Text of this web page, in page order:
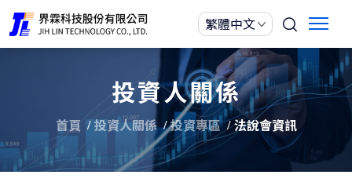
投資人關係
首頁 投資人關係 投資專區 法說會資訊